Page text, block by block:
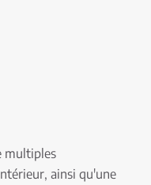
multiples
ainsi qu'une